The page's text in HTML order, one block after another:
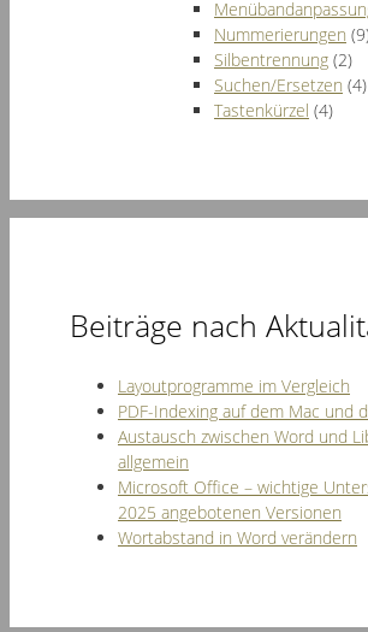
Nummerierungen
Silbentrennung (2)
Suchen/Ersetzen (4)
Tastenkürzel (4)
Beiträge nach
Layoutprogramme im Vergleich
PDF-Indexing auf dem Mac und
Austausch zwischen Word und
allgemein
Microsoft Office – wichtige
2025 angebotenen Versionen
Wortabstand in Word verändern